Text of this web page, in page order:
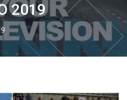
2019